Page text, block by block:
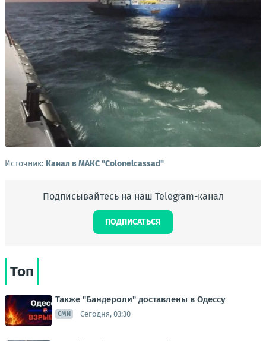
Источник: Канал в МАКС "Colonelcassad"
Подписывайтесь на наш Telegram-канал
ПОДПИСАТЬСЯ
Топ
Также "Бандероли" доставлены в Одессу
СМИ Сегодня, 03:30